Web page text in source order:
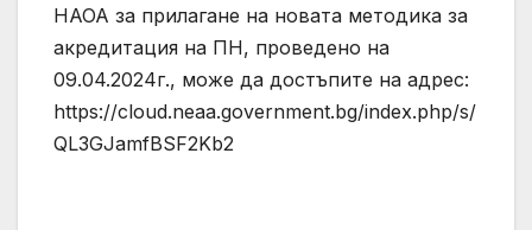
НАОА за прилагане на новата методика за
акредитация на ПН, проведено на
09.04.2024г., може да достъпите на адрес:
https://cloud.neaa.government.bg/index.php/s/
QL3GJamfBSF2Kb2